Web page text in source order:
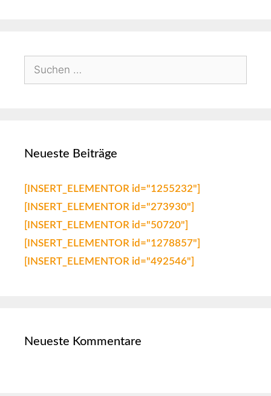
Neueste Beiträge
[INSERT_ELEMENTOR id="1255232"]
[INSERT_ELEMENTOR id="273930"]
[INSERT_ELEMENTOR id="50720"]
[INSERT_ELEMENTOR id="1278857"]
[INSERT_ELEMENTOR id="492546"]
Neueste Kommentare